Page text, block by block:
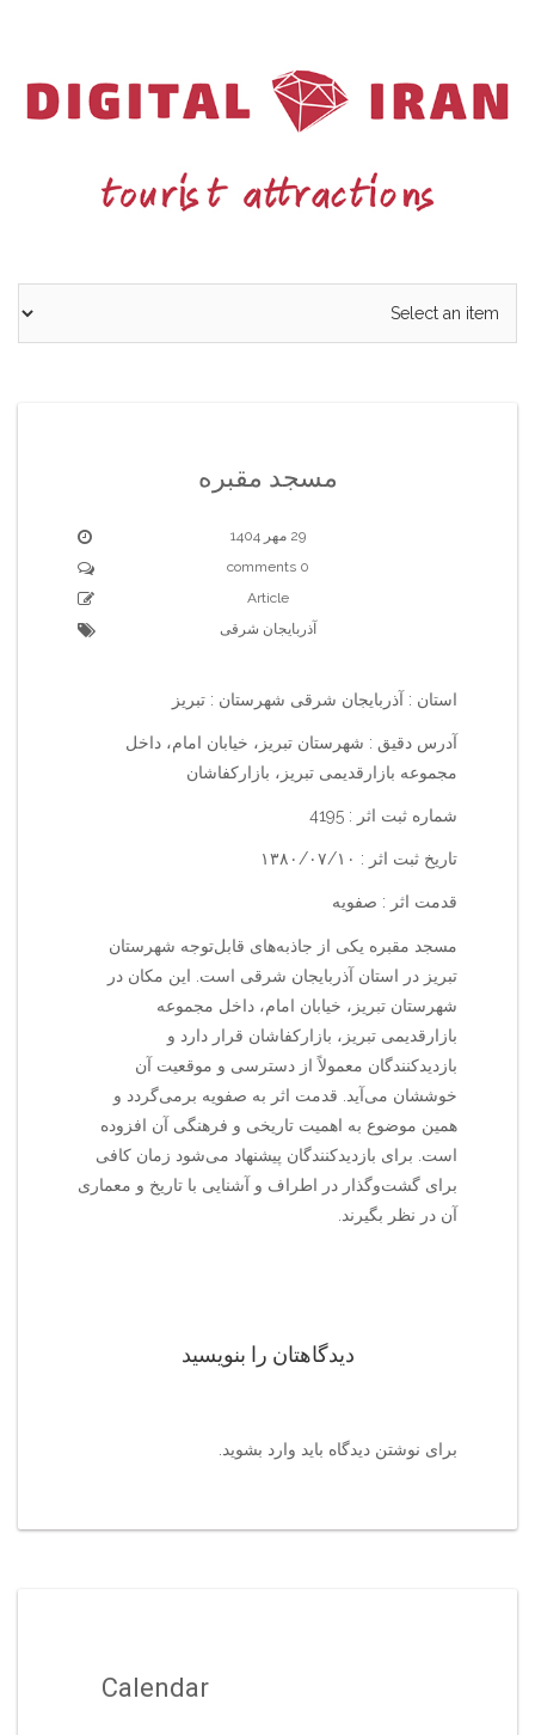
مسجد مقبره
29 مهر 1404
0 comments
Article
آذربایجان شرقی
استان : آذربایجان شرقی شهرستان : تبریز
آدرس دقیق : شهرستان تبریز، خیابان امام، داخل
مجموعه بازارقدیمی تبریز، بازارکفاشان
شماره ثبت اثر : 4195
تاریخ ثبت اثر : ۱۳۸۰/۰۷/۱۰
قدمت اثر : صفویه
مسجد مقبره یکی از جاذبه‌های قابل‌توجه شهرستان
تبریز در استان آذربایجان شرقی است. این مکان در
شهرستان تبریز، خیابان امام، داخل مجموعه
بازارقدیمی تبریز، بازارکفاشان قرار دارد و
بازدیدکنندگان معمولاً از دسترسی و موقعیت آن
خوششان می‌آید. قدمت اثر به صفویه برمی‌گردد و
همین موضوع به اهمیت تاریخی و فرهنگی آن افزوده
است. برای بازدیدکنندگان پیشنهاد می‌شود زمان کافی
برای گشت‌وگذار در اطراف و آشنایی با تاریخ و معماری
آن در نظر بگیرند.
دیدگاهتان را بنویسید
برای نوشتن دیدگاه باید وارد بشوید
Calendar